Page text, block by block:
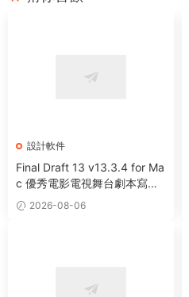
設計軟件
Final Draft 13 v13.3.4 for Ma
c 優秀電影電視舞台劇本寫作
軟件2026-08-06